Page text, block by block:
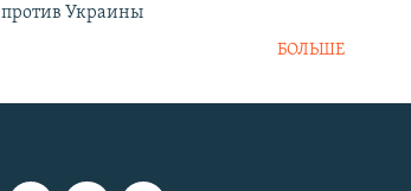
против Украины
БОЛЬШЕ